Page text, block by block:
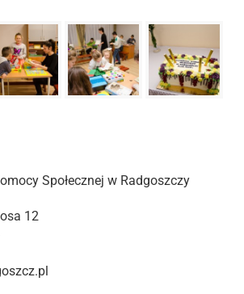
Społecznej w Radgoszczy
12